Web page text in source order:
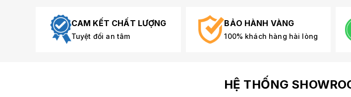
CAM KẾT CHẤT LƯỢNG
Tuyệt đối an tâm
BẢO HÀNH VÀNG
100% khách hàng hài lòng
HỆ THỐNG